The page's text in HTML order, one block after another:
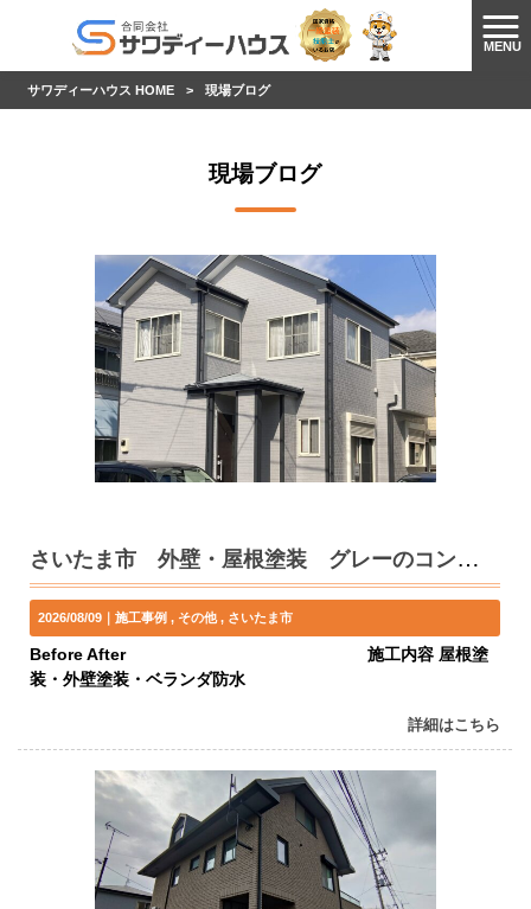
MENU
サワディーハウス HOME > 現場ブログ
現場ブログ
さいたま市 外壁・屋根塗装 グレーのコントラストで新築の仕上がり
2026/08/09｜施工事例 その他 さいたま市
Before After 施工内容 屋根塗
装・外壁塗装・ベランダ防水
詳細はこちら